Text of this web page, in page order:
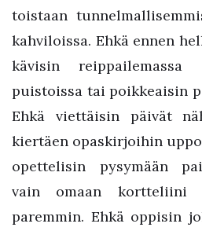
toistaan
kahviloissa. Ehkä ennen
kävisin reippailemassa
puistoissa tai poikkeaisin
Ehkä viettäisin päivät
kiertäen opaskirjoihin
opettelisin pysymään
vain omaan kortteliini
paremmin. Ehkä oppisin